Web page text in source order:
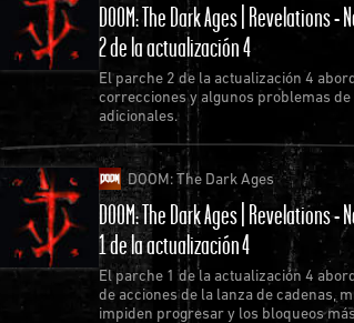
DOOM: The Dark Ages | Revelations -
2 de la actualización 4
El parche 2 de la actualización 4
correcciones y algunos problemas de
adicionales.
DOOM: The Dark Ages
DOOM: The Dark Ages | Revelations -
1 de la actualización 4
El parche 1 de la actualización 4
de acciones de la lanza de cadenas,
impiden progresar y los bloqueos